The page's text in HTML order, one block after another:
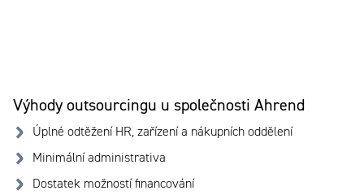
Výhody outsourcingu u společnosti Ahrend
Úplné odtěžení HR, zařízení a nákupních oddělení
Minimální administrativa
Dostatek možností financování